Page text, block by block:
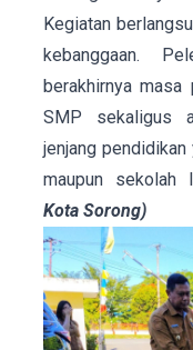
Kegiatan
kebanggaan.
berakhirnya
SMP sekaligus
jenjang
maupun sekolah
Kota Sorong)